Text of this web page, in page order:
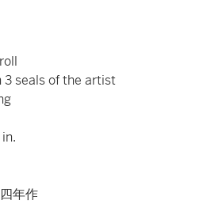
3 seals of the artist
年作